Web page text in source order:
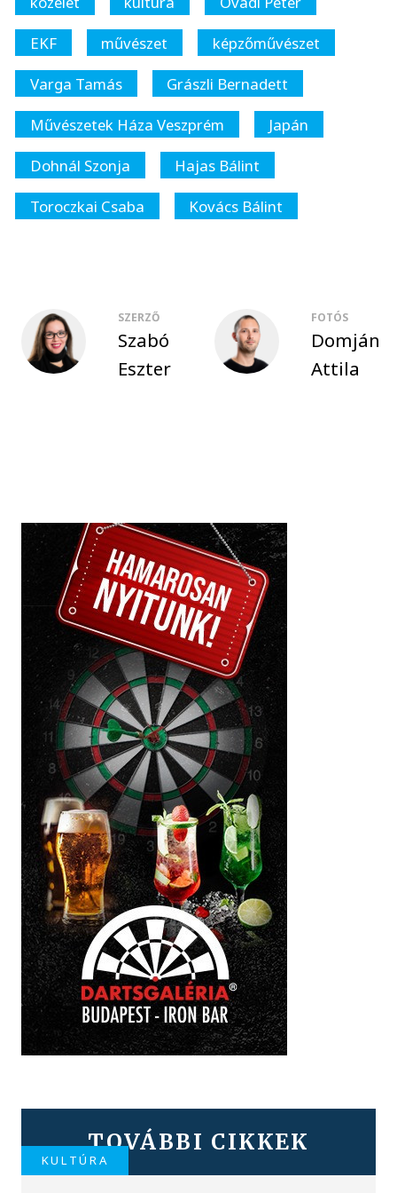
EKF
művészet
képzőművészet
Varga Tamás
Grászli Bernadett
Művészetek Háza Veszprém
Japán
Dohnál Szonja
Hajas Bálint
Toroczkai Csaba
Kovács Bálint
SZERZŐ
Szabó
Eszter
FOTÓS
Domján
Attila
TOVÁBBI CIKKEK
KULTÚRA